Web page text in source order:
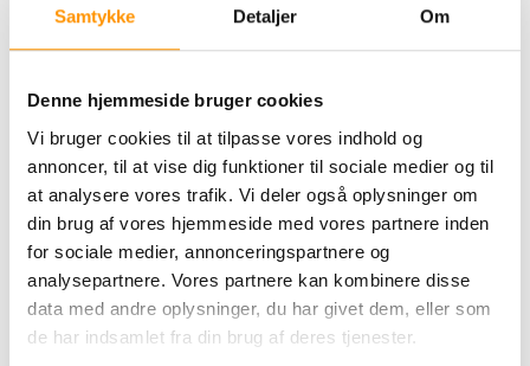
Samtykke Detaljer Om
Denne hjemmeside bruger cookies
Vi bruger cookies til at tilpasse vores indhold og
annoncer, til at vise dig funktioner til sociale medier og til
at analysere vores trafik. Vi deler også oplysninger om
din brug af vores hjemmeside med vores partnere inden
for sociale medier, annonceringspartnere og
analysepartnere. Vores partnere kan kombinere disse
data med andre oplysninger, du har givet dem, eller som
de har indsamlet fra din brug af deres tjenester.
Forebyg stoppede afløb
tilstopning ved at:
skylle med varmt vand jævnligt
undgå at hælde fedt i afløbet
rense vandlåsen med jævne
mellemrum
Se også vores udvalg af
specialrengøringsmidler
og
køkkenrengøringtil daglig
vedligehold.